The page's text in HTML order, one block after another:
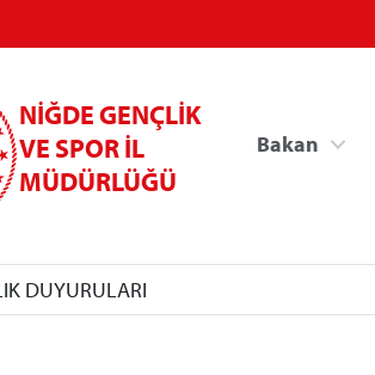
NİĞDE GENÇLİK
VE SPOR İL
MÜDÜRLÜĞÜ
Bakan
DUYURULARI